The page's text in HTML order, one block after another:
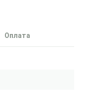
Оплата